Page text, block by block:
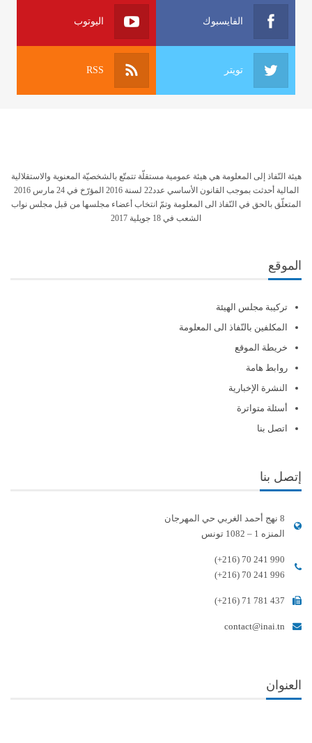
الفايسبوك اليوتوب
تويتر RSS
هيئة النّفاذ إلى المعلومة هي هيئة عمومية مستقلّة تتمتّع بالشخصيّة المعنوية والاستقلالية
المالية أحدثت بموجب القانون الأساسي عدد22 لسنة 2016 المؤرّخ في 24 مارس 2016
المتعلّق بالحق في النّفاذ الى المعلومة وتمّ انتخاب أعضاء مجلسها من قبل مجلس نواب
الشعب في 18 جويلية 2017
الموقع
تركيبة مجلس الهيئة
المكلفين بالنّفاذ الى المعلومة
خريطة الموقع
روابط هامة
النشرة الإخبارية
أسئلة متواترة
اتصل بنا
إتصل بنا
8 نهج أحمد الغربي حي المهرجان
المنزه 1 – 1082 تونس
(+216) 70 241 990
(+216) 70 241 996
(+216) 71 781 437
contact@inai.tn
العنوان